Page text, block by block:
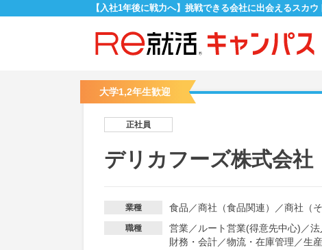
【入社1年後に戦力へ】挑戦できる会社に出会えるスカウ
大学1,2年生歓迎
正社員
デリカフーズ株式会社
業種 食品 ／商社（食品関連） ／商社（そ
職種 営業／ ルート営業(得意先中心) ／法
財務・会計／物流・在庫管理 ／生